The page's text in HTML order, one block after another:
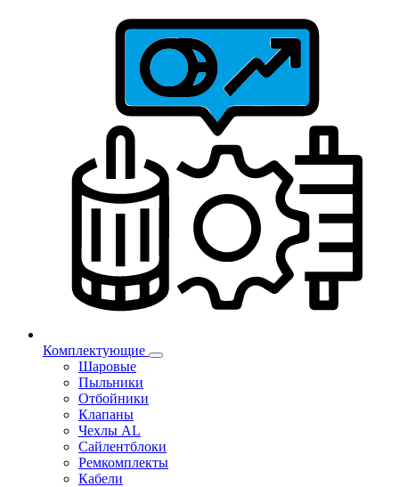
Комплектующие
Шаровые
Пыльники
Отбойники
Клапаны
Чехлы AL
Сайлентблоки
Ремкомплекты
Кабели